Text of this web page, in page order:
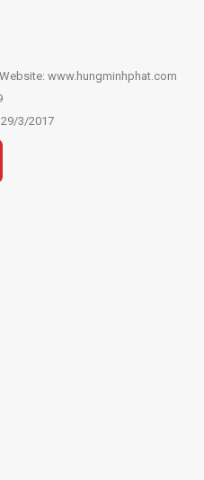
www.hungminhphat.com
29/3/2017